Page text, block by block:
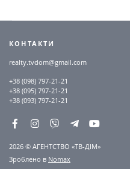
КОНТАКТИ
realty.tvdom@gmail.com
+38 (098) 797-21-21
+38 (095) 797-21-21
+38 (093) 797-21-21
2026 © АГЕНТСТВО «ТВ-ДІМ»
Зроблено в Nomax